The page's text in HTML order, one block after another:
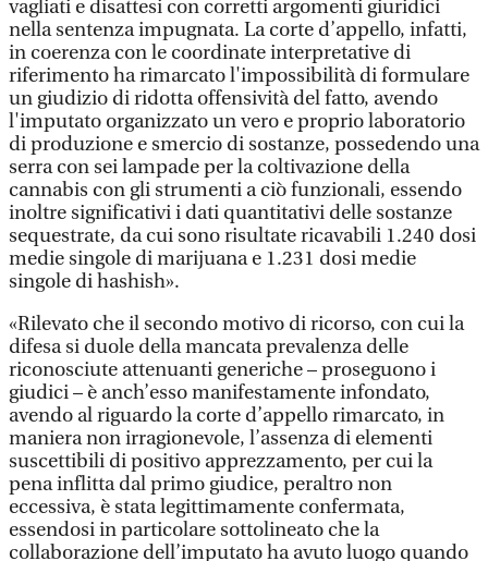
vagliati e disattesi con corretti argomenti giuridici
nella sentenza impugnata. La corte d’appello, infatti,
in coerenza con le coordinate interpretative di
riferimento ha rimarcato l'impossibilità di formulare
un giudizio di ridotta offensività del fatto, avendo
l'imputato organizzato un vero e proprio laboratorio
di produzione e smercio di sostanze, possedendo una
serra con sei lampade per la coltivazione della
cannabis con gli strumenti a ciò funzionali, essendo
inoltre significativi i dati quantitativi delle sostanze
sequestrate, da cui sono risultate ricavabili 1.240 dosi
medie singole di marijuana e 1.231 dosi medie
singole di hashish».
«Rilevato che il secondo motivo di ricorso, con cui la
difesa si duole della mancata prevalenza delle
riconosciute attenuanti generiche – proseguono i
giudici – è anch’esso manifestamente infondato,
avendo al riguardo la corte d’appello rimarcato, in
maniera non irragionevole, l’assenza di elementi
suscettibili di positivo apprezzamento, per cui la
pena inflitta dal primo giudice, peraltro non
eccessiva, è stata legittimamente confermata,
essendosi in particolare sottolineato che la
collaborazione dell’imputato ha avuto luogo quando